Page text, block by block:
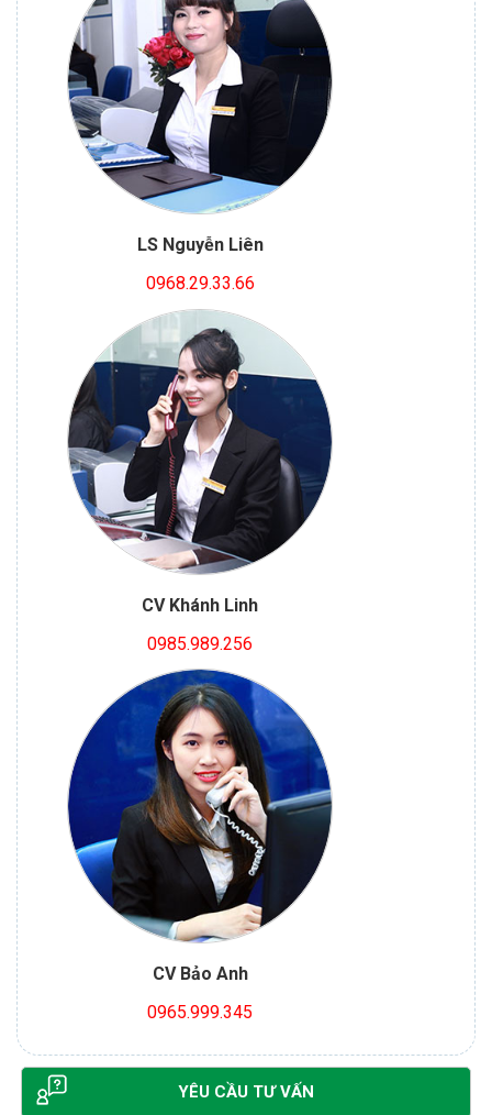
LS Nguyễn Liên
0968.29.33.66
CV Khánh Linh
0985.989.256
CV Bảo Anh
0965.999.345
YÊU CẦU TƯ VẤN